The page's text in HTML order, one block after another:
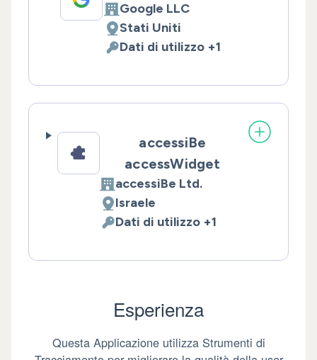
Azienda:
Google LLC
Luogo del trattamento:
Stati Uniti
Dati Personali trattati:
Dati di utilizzo +1
accessiBe
accessWidget
Azienda:
accessiBe Ltd.
Luogo del trattamento:
Israele
Dati Personali trattati:
Dati di utilizzo +1
Esperienza
Questa Applicazione utilizza Strumenti di